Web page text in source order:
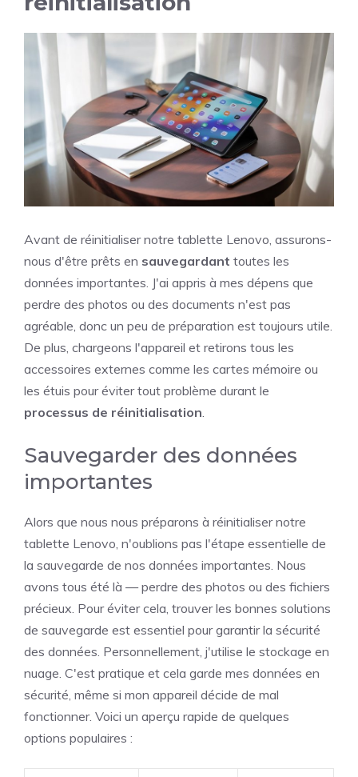
Avant de réinitialiser notre tablette Lenovo, assurons-
nous d'être prêts en sauvegardant toutes les
données importantes. J'ai appris à mes dépens que
perdre des photos ou des documents n'est pas
agréable, donc un peu de préparation est toujours utile.
De plus, chargeons l'appareil et retirons tous les
accessoires externes comme les cartes mémoire ou
les étuis pour éviter tout problème durant le
processus de réinitialisation.
Sauvegarder des données
importantes
Alors que nous nous préparons à réinitialiser notre
tablette Lenovo, n'oublions pas l'étape essentielle de
la sauvegarde de nos données importantes. Nous
avons tous été là — perdre des photos ou des fichiers
précieux. Pour éviter cela, trouver les bonnes solutions
de sauvegarde est essentiel pour garantir la sécurité
des données. Personnellement, j'utilise le stockage en
nuage. C'est pratique et cela garde mes données en
sécurité, même si mon appareil décide de mal
fonctionner. Voici un aperçu rapide de quelques
options populaires :